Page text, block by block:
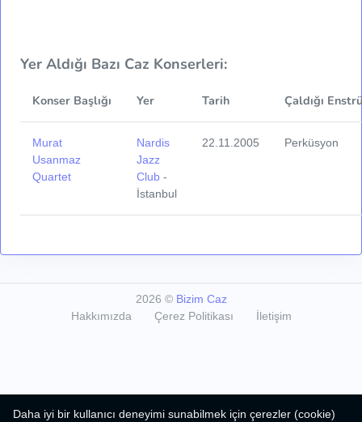
Yer Aldığı Bazı Caz Konserleri:
Konser Başlığı Yer Tarih Çaldığı
Murat
Usanmaz
Quartet
Nardis
Jazz
Club -
İstanbul
22.11.2005 Perküsyon
2026 © Bizim Caz
Hakkımızda
Çerez Politikası İletişim
Daha iyi bir kullanıcı deneyimi sunabilmek için çerezler (cookie)